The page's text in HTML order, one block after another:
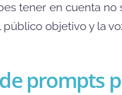
tener en cuenta no
objetivo y la
prompts